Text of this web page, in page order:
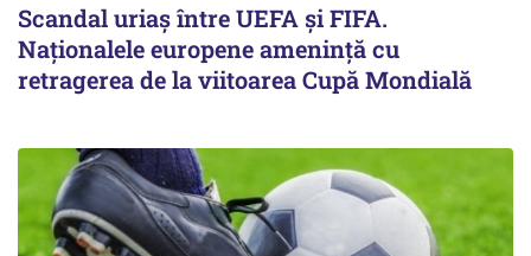
Scandal uriaş între UEFA şi FIFA.
Naţionalele europene ameninţă cu
retragerea de la viitoarea Cupă Mondială